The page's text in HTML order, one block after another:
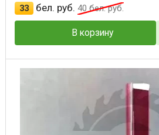
33
бел. руб. 40бел. руб.
В корзину